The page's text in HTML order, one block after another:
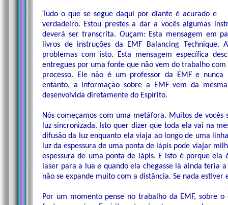
Tudo o que se segue daqui por diante é acurado e
verdadeiro. Estou prestes a dar a vocês algumas
deverá ser transcrita. Ouçam: Esta mensagem em
livros de instruções da EMF Balancing Technique.
problemas com isto. Esta mensagem específica
entregues por uma fonte que não vem do trabalho
processo. Ele não é um professor da EMF e nunca
entanto, a informação sobre a EMF vem da
desenvolvida diretamente do Espírito.
Nós começamos com uma metáfora. Muitos de
luz sincronizada. Isto quer dizer que toda ela vai na
difusão da luz enquanto ela viaja ao longo de uma
luz da espessura de uma ponta de lápis pode viajar
espessura de uma ponta de lápis. E isto é porque
laser para a lua e quando ela chegasse lá ainda teria
não se expande muito com a distância. Se nada
Por um momento pense no trabalho da EMF, sobre